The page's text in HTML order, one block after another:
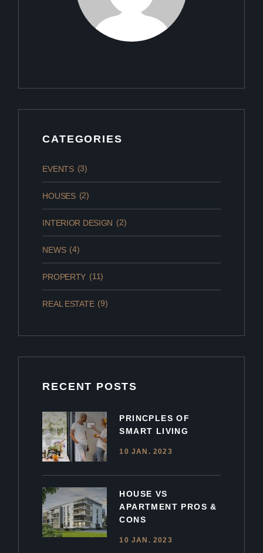
CATEGORIES
EVENTS (3)
HOUSES (2)
INTERIOR DESIGN (2)
NEWS (4)
PROPERTY (11)
REAL ESTATE (9)
RECENT POSTS
PRINCPLES OF
SMART LIVING
10 JAN. 2023
HOUSE VS
APARTMENT PROS &
CONS
10 JAN. 2023